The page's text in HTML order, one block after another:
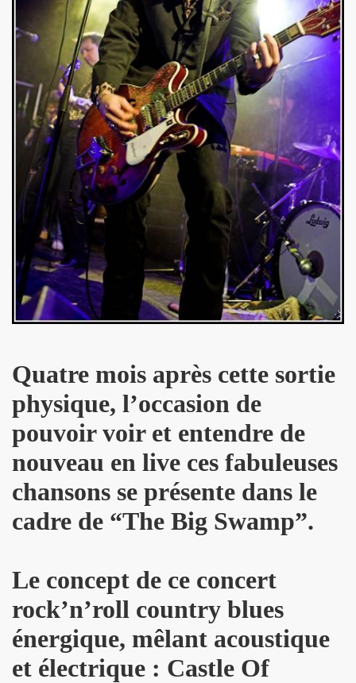
Quatre mois après cette sortie
physique, l’occasion de
pouvoir voir et entendre de
nouveau en live ces fabuleuses
chansons se présente dans le
cadre de “The Big Swamp”.
Le concept de ce concert
rock’n’roll country blues
énergique, mêlant acoustique
et électrique : Castle Of
du "Aseptise Tour") + IZAE, le 6 juin 2024 au Casino
le 9 mars 2024 a la Boule noire (Paris) : compte
expo "Douce France, des musiques de l'exil aux
mort)" le 17 mars 2024 au New Morning +
DANGER DE SE PLAIRE" le 26 mars 2024 a la
Petit Paris (Liege) : dossier de presentation.
(hiver 2024) pour l album "LA NUIT QUI VIENT
(2023) : chronique detaillee de ses dix albums studio et
AMORES : chronique detaillee.
ET PAUL SIMONON), concert et album "CAN WE DO
THOURY en power rock n roll trio, premiers concerts
trio improvise le 6 janvier 2024 a Rock Paradise) :
"AJASPHERE" le 7 septembre 2023 a la Chapelle
dedicaces pour son livre "On connaît ma chanson" le
(de LA SOURIS DEGLINGUEE) le 15 decembre 2023 au
dans "TRIBU MOVE" numero 275 (novembre 2023).
le 26 aout 2023 a Luzarches (95) et le 16
2023 par la troupe SAYNETE ET SANS BAVURE au